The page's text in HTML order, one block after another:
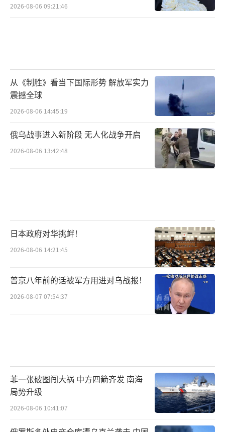
同时也具备通过军事手段施加压力的能力。这
战略选择和国际社会的态度，而这次会谈无疑
为冲突的解决提供了一个新的契机。
（责任编辑：
卢其龙 CM0882）
2026-08-06 09:21:46
从《制胜》看当下国际形势 解放军实力
震撼全球
2026-08-06 14:45:19
俄乌战事进入新阶段 无人化战争开启
2026-08-06 13:42:48
日本政府对华挑衅！
2026-08-06 14:21:45
普京八年前的话被军方用进对乌战报！
2026-08-07 07:54:37
菲一张破图闯大祸 中方四箭齐发 南海
局势升级
2026-08-06 10:41:07